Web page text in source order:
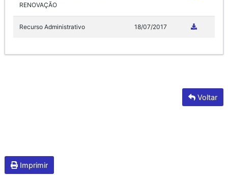
RENOVAÇÃO
Recurso Administrativo 18/07/2017
Voltar
Imprimir